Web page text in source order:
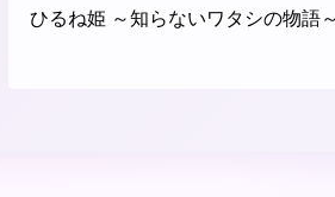
ひるね姫 ～知らないワタシの物語～